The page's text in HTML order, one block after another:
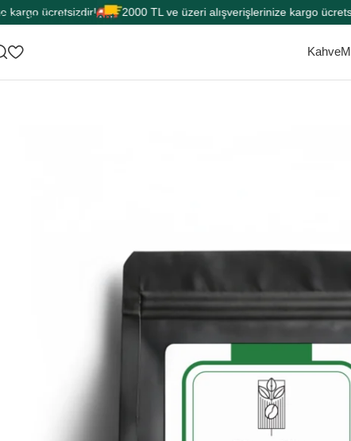
Skip to main content
ücretsizdir! 2000 TL ve üzeri alışverişlerinize kargo
Kahve